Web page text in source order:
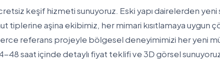
keşif hizmeti sunuyoruz. Eski yapı dairelerden yeni
tiplerine aşina ekibimiz, her mimari kısıtlamaya uygun
referans projeyle bölgesel deneyimimizi her yeni
48 saat içinde detaylı fiyat teklifi ve 3D görsel